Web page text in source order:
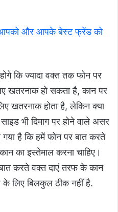
आपको और आपके बेस्ट फ्रेंड को
कि ज्यादा वक्त तक फोन पर
खतरनाक हो सकता है, कान पर
खतरनाक होता है, लेकिन क्या
भी दिमाग पर होने वाले असर
गया है कि हमें फोन पर बात करते
का इस्तेमाल करना चाहिए।
करते वक्त दाएं तरफ के कान
लिए बिलकुल ठीक नहीं है.